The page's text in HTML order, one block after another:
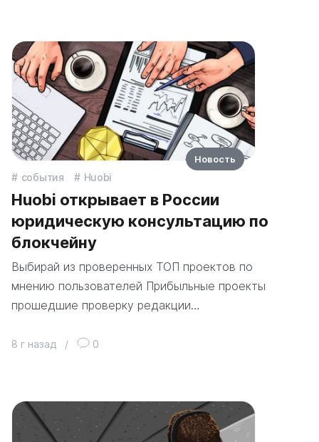
события Huobi
Huobi открывает в России
юридическую консультацию по
блокчейну
Выбирай из проверенных ТОП проектов по
мнению пользователей Прибыльные проекты
прошедшие проверку редакции…
8 г назад / 0
Новость